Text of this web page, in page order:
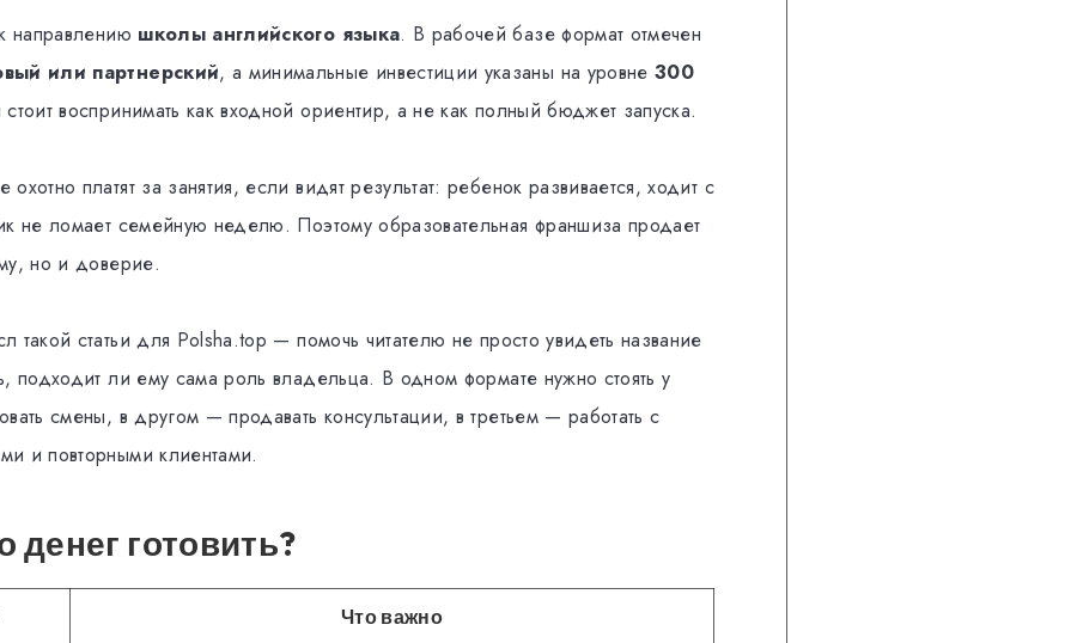
направлению школы английского языка. В рабочей базе формат отмечен
или партнерский, а минимальные инвестиции указаны на уровне300
воспринимать как входной ориентир, а не как полный бюджет запуска.
платят за занятия, если видят результат: ребенок развивается, ходит с
не ломает семейную неделю. Поэтому образовательная франшиза продает
но и доверие.
такой статьи для Polsha.top — помочь читателю не просто увидеть название
подходит ли ему сама роль владельца. В одном формате нужно стоять у
смены, в другом — продавать консультации, в третьем — работать с
и повторными клиентами.
денег готовить?
Что важно